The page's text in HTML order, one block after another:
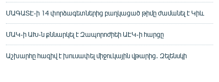
ՄԱԳԱՏԷ-ի 14 փորձագետներից բաղկացած թիմը ժամանել է Կիև
ՄԱԿ-ի ԱԽ-ն քննարկել է Զապորոժիեի ԱԷԿ-ի հարցը
Աշխարհը հազիվ է խուսափել միջուկային վթարից․ Զելենսկի